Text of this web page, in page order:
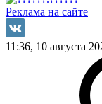
Реклама на сайте
11:36, 10 августа